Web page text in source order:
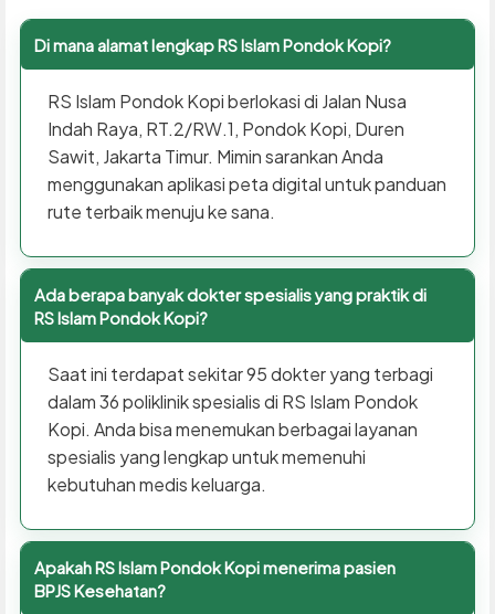
Di mana alamat lengkap RS Islam Pondok Kopi?
RS Islam Pondok Kopi berlokasi di Jalan Nusa
Indah Raya, RT.2/RW.1, Pondok Kopi, Duren
Sawit, Jakarta Timur. Mimin sarankan Anda
menggunakan aplikasi peta digital untuk panduan
rute terbaik menuju ke sana.
Ada berapa banyak dokter spesialis yang praktik di
RS Islam Pondok Kopi?
Saat ini terdapat sekitar 95 dokter yang terbagi
dalam 36 poliklinik spesialis di RS Islam Pondok
Kopi. Anda bisa menemukan berbagai layanan
spesialis yang lengkap untuk memenuhi
kebutuhan medis keluarga.
Apakah RS Islam Pondok Kopi menerima pasien
BPJS Kesehatan?